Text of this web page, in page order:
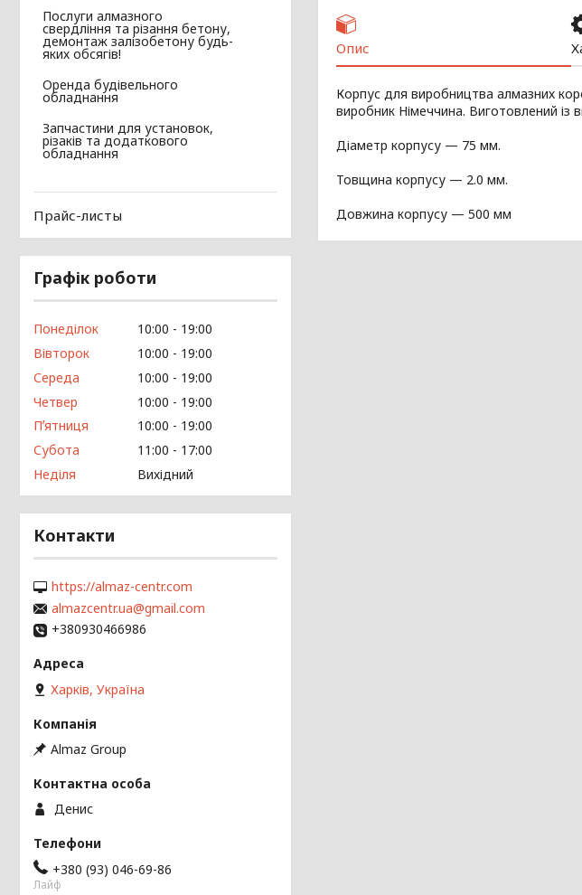
Опис
Корпус для виробництва алмазних
виробник Німеччина. Виготовлений із
Діаметр корпусу — 75 мм.
Товщина корпусу — 2.0 мм.
Довжина корпусу — 500 мм
Послуги алмазного
свердління та різання бетону,
демонтаж залізобетону будь-
яких обсягів!
Оренда будівельного
обладнання
Запчастини для установок,
різаків та додаткового
обладнання
Прайс-листы
Графік роботи
Понеділок 10:00
19:00
Вівторок
10:00
19:00
Середа
10:00
19:00
Четвер
10:00
19:00
Пʼятниця
10:00
19:00
Субота
11:00
17:00
Неділя
Вихідний
Контакти
https://almaz-centr.com
almazcentr.ua@gmail.com
+380930466986
Харків, Україна
Almaz Group
Денис
+380 (93) 046-69-86
Лайф